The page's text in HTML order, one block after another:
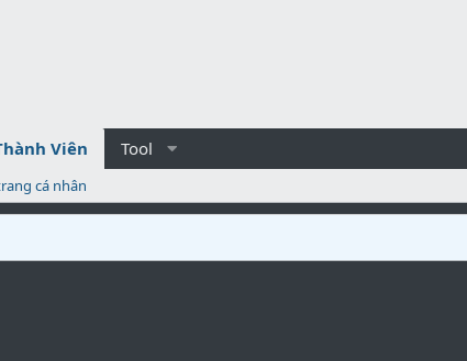
Viên Tool
cá nhân